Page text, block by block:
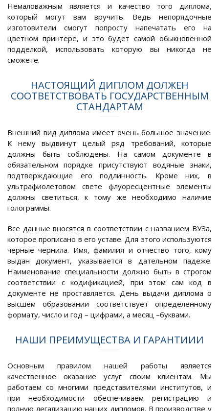
Немаловажным является и качество того диплома,
который могут вам вручить. Ведь непорядочные
изготовители смогут попросту напечатать его на
цветном принтере, и это будет самой обыкновенной
подделкой, использовать которую вы никогда не
сможете.
НАСТОЯЩИЙ ДИПЛОМ ДОЛЖЕН
СООТВЕТСТВОВАТЬ ГОСУДАРСТВЕННЫМ
СТАНДАРТАМ
Внешний вид диплома имеет очень большое значение.
К нему выдвинут целый ряд требований, которые
должны быть соблюдены. На самом документе в
обязательном порядке присутствуют водяные знаки,
подтверждающие его подлинность. Кроме них, в
ультрафиолетовом свете флуоресцентные элементы
должны светиться, к тому же необходимо наличие
голограммы.
Все данные вносятся в соответствии с названием ВУЗа,
которое прописано в его уставе. Для этого используются
черные чернила. Имя, фамилия и отчество того, кому
выдан документ, указывается в дательном падеже.
Наименование специальности должно быть в строгом
соответствии с кодификацией, при этом сам код в
документе не проставляется. День выдачи диплома о
высшем образовании соответствует определенному
формату, число и год – цифрами, а месяц –буквами.
НАШИ ПРЕИМУЩЕСТВА И ГАРАНТИИИ
Основным правилом нашей работы является
качественное оказание услуг своим клиентам. Мы
работаем со многими представителями институтов, и
при необходимости обеспечиваем регистрацию и
полную легализацию наших дипломов. В производстве у